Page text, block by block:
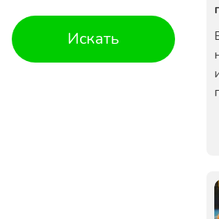
Искать